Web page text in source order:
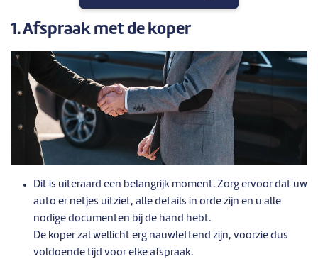
1. Afspraak met de koper
Dit is uiteraard een belangrijk moment. Zorg ervoor dat uw
auto er netjes uitziet, alle details in orde zijn en u alle
nodige documenten bij de hand hebt.
De koper zal wellicht erg nauwlettend zijn, voorzie dus
voldoende tijd voor elke afspraak.